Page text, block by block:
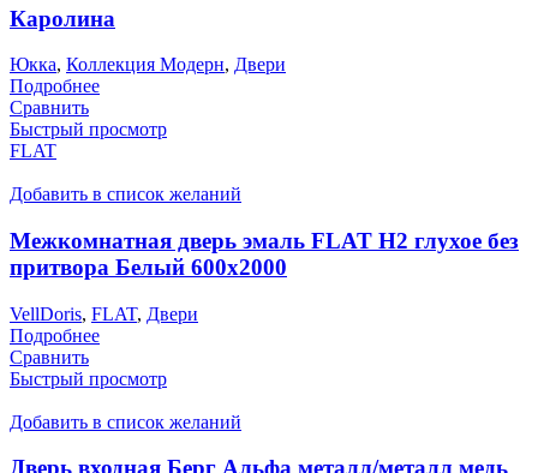
Каролина
Юкка, Коллекция Модерн, Двери
Подробнее
Сравнить
Быстрый просмотр
FLAT
Добавить в список желаний
Межкомнатная дверь эмаль FLAT H2 глухое без
притвора Белый 600х2000
VellDoris, FLAT, Двери
Подробнее
Сравнить
Быстрый просмотр
Добавить в список желаний